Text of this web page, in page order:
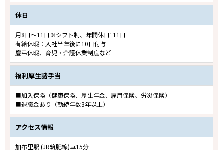
休日
月8日～11日※シフト制、年間休日111日
有給休暇：入社半年後に10日付与
慶弔休暇、育児・介護休業制度など
福利厚生諸手当
■加入保険（健康保険、厚生年金、雇用保険、労災保険）
■退職金あり（勤続年数3年以上）
アクセス情報
加布里駅 (JR筑肥線)車15分